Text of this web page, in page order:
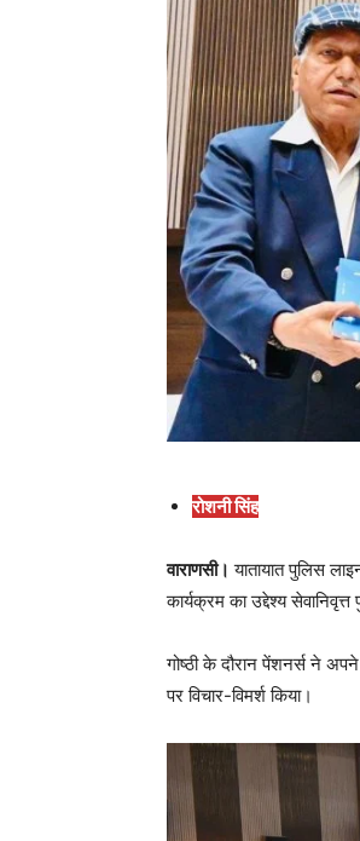
रोशनी सिंह
वाराणसी। यातायात पुलिस
कार्यक्रम का उद्देश्य
गोष्ठी के दौरान पेंशनर्स ने
पर विचार-विमर्श किया।